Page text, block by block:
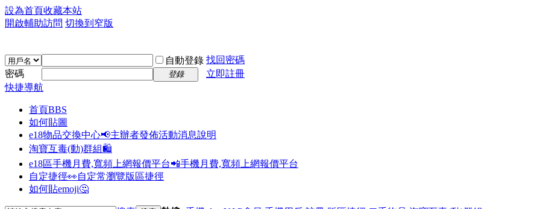
設為首頁收藏本站
開啟輔助訪問 切換到窄版
自動登錄 找回密碼
密碼
登錄
立即註冊
快捷導航
首頁BBS
如何貼圖
e18物品交換中心📢主辦者發佈活動消息說明
淘寶互毒(動)群組🛍️
e18區手機月費,寬頻上網報價平台📲手機月費,寬頻上網報價平台
自定捷徑👀自定常瀏覽版區捷徑
如何貼emoji🤔